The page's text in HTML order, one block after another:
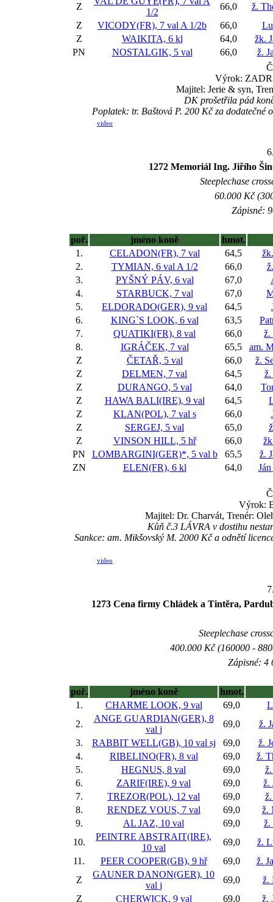
Z
1/2
66,0
ž.
Z
VICODY(FR), 7 val A 1/2b 66,0
Z
WAIKITA, 6 kl 64,0
žk.
PN
NOSTALGIK, 5 val 66,0
ž.
Výrok:
Majitel: Jerie & syn,
DK prošetřila pád
Poplatek: tr. Baštová P. 200 Kč za
video
1272 Memoriál Ing. Jiřího
Steeplechase
60.000 Kč
Zápisné:
poř. jméno koně
hmot.
1.
CELADON(FR), 7 val 64,5
2.
TYMIAN, 6 val A 1/2 66,0
3.
PYŠNÝ PÁV, 6 val 67,0
4.
STARBUCK, 7 val 67,0
5.
ELDORADO(GER), 9 val 64,5
6.
KING`S LOOK, 6 val 63,5
7.
QUATIKI(FR), 8 val 66,0
ž.
8.
IGRÁČEK, 7 val 65,5
am.
Z
ČETAŘ, 5 val 66,0
ž.
Z
DELMEN, 7 val 64,5
ž.
Z
DURANGO, 5 val 64,0
Z
HAWA BALI(IRE), 9 val 64,5
Z
KLAN(POL), 7 val s 66,0
Z
SERGEJ, 5 val 65,0
Z
VINSON HILL, 5 hř 66,0
PN
LOMBARGINI(GER)*, 5 val b 65,5
ž.
ZN
ELEN(FR), 6 kl 64,0
Výrok:
Majitel: Dr. Charvát, Trenér:
Kůň č.3 LÁVRA v dostihu
Sankce: am. Mikšovský M. 2000 Kč a odnětí
video
1273 Cena firmy Chládek a Tintěra,
Steeplechase
400.000 Kč (160000 -
Zápisné: 4
poř. jméno koně
hmot.
1.
CHARME LOOK, 9 val 69,0
2.
ANGE GUARDIAN(GER), 8
val j
69,0
ž.
3.
RABBIT WELL(GB), 10 val sj 69,0
ž.
4.
RIBELINO(FR), 8 val 69,0
ž.
5.
HEGNUS, 8 val 69,0
6.
ZARIF(IRE), 9 val 69,0
ž.
7.
TREZOR(POL), 12 val 69,0
8.
RENDEZ VOUS, 7 val 69,0
ž.
9.
AL JAZ, 10 val 69,0
ž.
10.
PEINTRE ABSTRAIT(IRE),
10 val
69,0
ž.
11.
PEER COOPER(GB), 9 hř 69,0
ž.
Z
GAUNER DANON(GER), 10
val j
69,0
ž.
Z
CHERWICK, 9 val 69,0
ž.